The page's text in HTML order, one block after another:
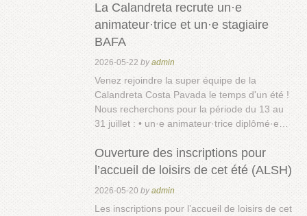
La Calandreta recrute un·e
animateur·trice et un·e stagiaire
BAFA
2026-05-22 byadmin
Venez rejoindre la super équipe de la
Calandreta Costa Pavada le temps d'un été !
Nous recherchons pour la période du 13 au
31 juillet : • un·e animateur·trice diplômé·e…
Ouverture des inscriptions pour
l’accueil de loisirs de cet été (ALSH)
2026-05-20 byadmin
Les inscriptions pour l’accueil de loisirs de cet